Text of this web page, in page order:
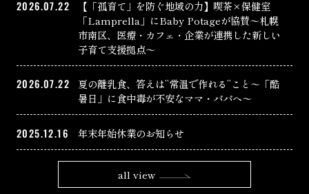
2026.07.22
【「孤育て」を防ぐ地域の力】喫茶×保健室
「Lamprella」にBaby Potageが協賛〜札幌
市南区、医療・カフェ・企業が連携した新しい
子育て支援拠点〜
2026.07.22
夏の離乳食、答えは”常温で作れる”こと〜「酷
暑日」に食中毒が不安なママ・パパへ〜
2025.12.16 年末年始休業のお知らせ
all view